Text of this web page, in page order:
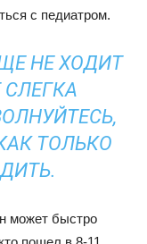
с педиатром.
НЕ ХОДИТ
ТОЛЬКО
может быстро